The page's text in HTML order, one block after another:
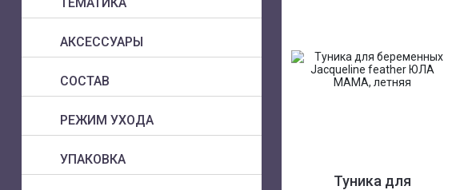
АКСЕССУАРЫ
СОСТАВ
РЕЖИМ УХОДА
УПАКОВКА
Туника для